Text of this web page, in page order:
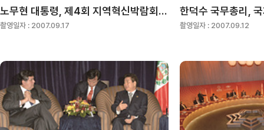
노무현 대통령, 제4회 지역혁신박람회 참석
촬영일자 : 2007.09.17 촬영일자 : 2007.09.12